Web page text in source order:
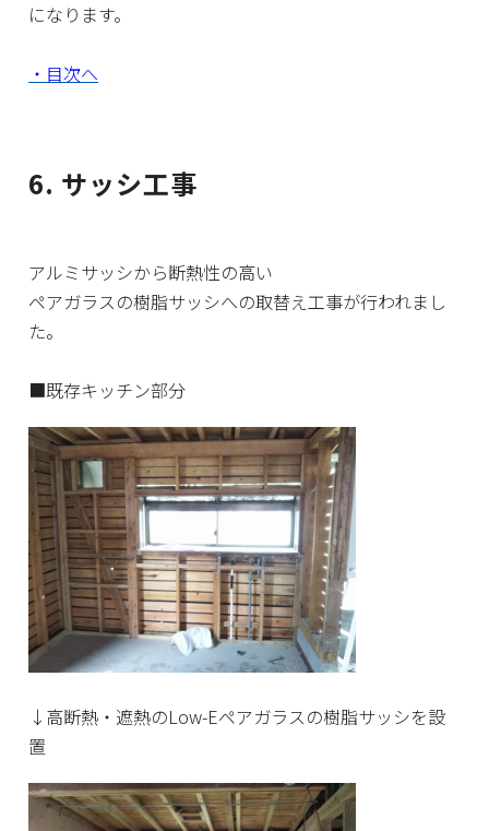
になります。
・目次へ
6. サッシ工事
アルミサッシから断熱性の高い
ペアガラスの樹脂サッシへの取替え工事が行われまし
た。
■既存キッチン部分
↓高断熱・遮熱のLow-Eペアガラスの樹脂サッシを設
置